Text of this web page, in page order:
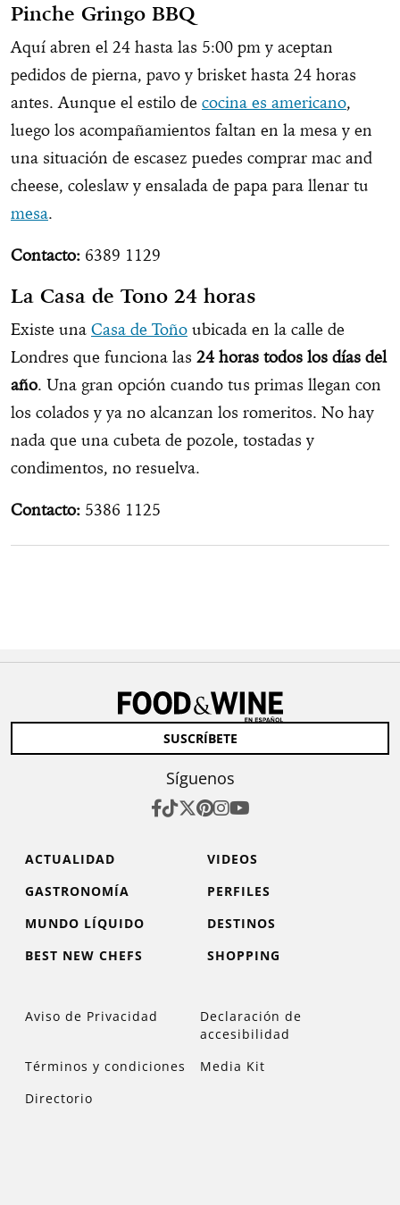
Pinche Gringo BBQ
Aquí abren el 24 hasta las 5:00 pm y aceptan
pedidos de pierna, pavo y brisket hasta 24 horas
antes. Aunque el estilo de cocina es americano,
luego los acompañamientos faltan en la mesa y en
una situación de escasez puedes comprar mac and
cheese, coleslaw y ensalada de papa para llenar tu
mesa.
Contacto: 6389 1129
La Casa de Tono 24 horas
Existe una Casa de Toño ubicada en la calle de
Londres que funciona las 24 horas todos los días del
año. Una gran opción cuando tus primas llegan con
los colados y ya no alcanzan los romeritos. No hay
nada que una cubeta de pozole, tostadas y
condimentos, no resuelva.
Contacto: 5386 1125
SUSCRÍBETE
Síguenos
ACTUALIDAD
VIDEOS
GASTRONOMÍA
PERFILES
MUNDO LÍQUIDO
DESTINOS
BEST NEW CHEFS
SHOPPING
Aviso de Privacidad
Declaración de
accesibilidad
Términos y condiciones
Media Kit
Directorio